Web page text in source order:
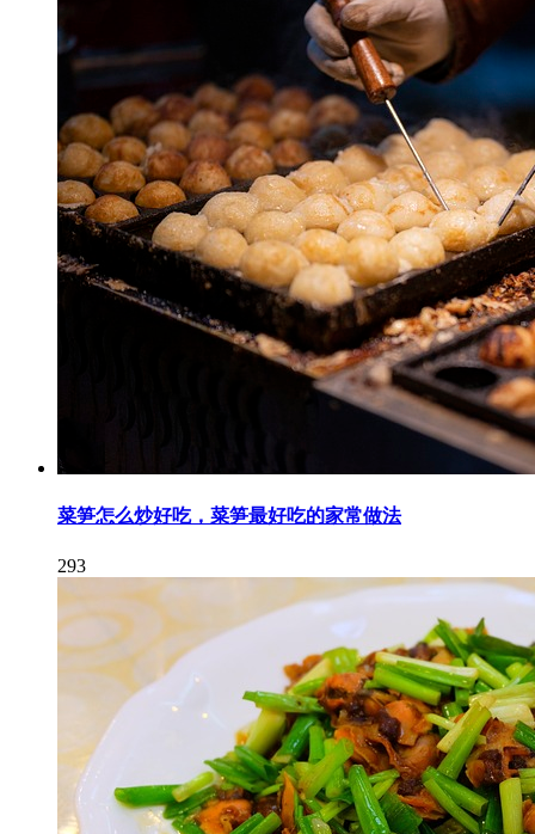
菜笋怎么炒好吃，菜笋最好吃的家常做法
293